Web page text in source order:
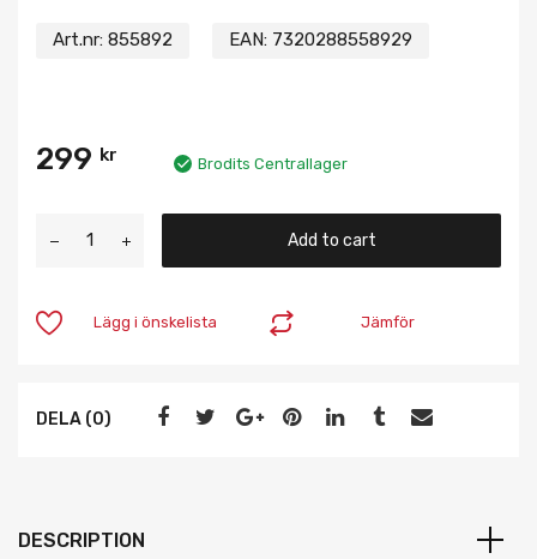
Art.nr: 855892 EAN: 7320288558929
299 kr Brodits Centrallager
Add to cart
Jämför
Lägg i önskelista
DELA (0)
DESCRIPTION